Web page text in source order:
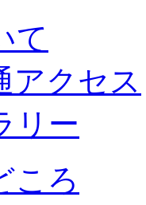
て
アクセス
リー
ころ